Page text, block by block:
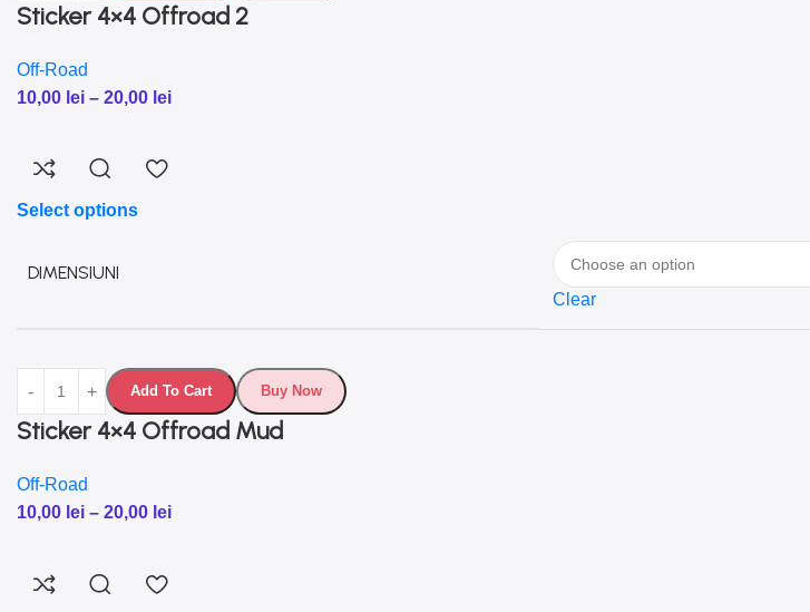
Sticker 4×4 Offroad 2
Off-Road
10,00 lei – 20,00 lei
Select options
DIMENSIUNI
Clear
Add To Cart Buy Now
Sticker 4×4 Offroad Mud
Off-Road
10,00 lei – 20,00 lei